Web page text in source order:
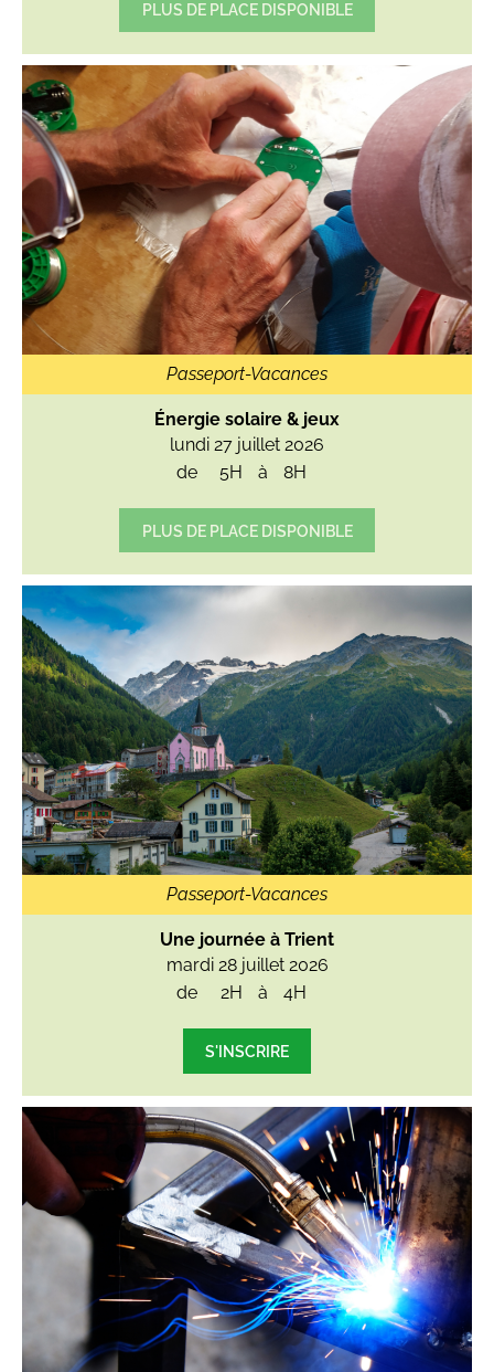
PLUS DE PLACE DISPONIBLE
Passeport-Vacances
Énergie solaire & jeux
lundi 27 juillet 2026
de
5H à 8H
PLUS DE PLACE DISPONIBLE
Passeport-Vacances
Une journée à Trient
mardi 28 juillet 2026
de
2H à 4H
S'INSCRIRE